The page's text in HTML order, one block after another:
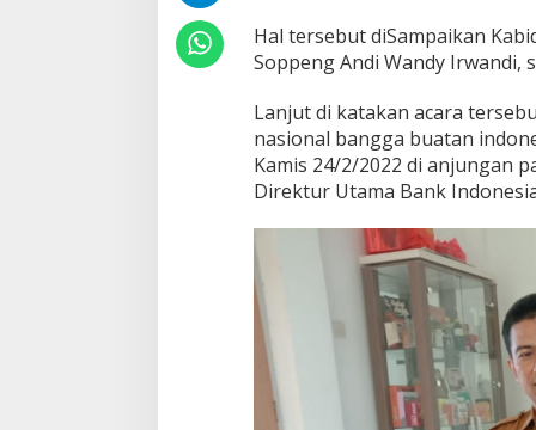
Hal tersebut diSampaikan
Soppeng Andi Wandy Irwandi,
Lanjut di katakan acara
nasional bangga buatan
Kamis 24/2/2022 di anjungan
Direktur Utama Bank